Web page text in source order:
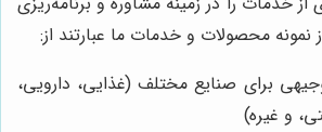
نمونه محصولات و خدمات ما عبارتند از:
برای صنایع مختلف (غذایی، دارویی،
و غیره)